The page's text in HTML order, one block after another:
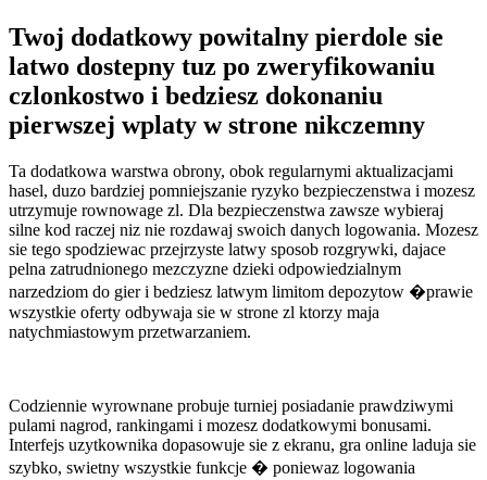
Twoj dodatkowy powitalny pierdole sie
latwo dostepny tuz po zweryfikowaniu
czlonkostwo i bedziesz dokonaniu
pierwszej wplaty w strone nikczemny
Ta dodatkowa warstwa obrony, obok regularnymi aktualizacjami
hasel, duzo bardziej pomniejszanie ryzyko bezpieczenstwa i mozesz
utrzymuje rownowage zl. Dla bezpieczenstwa zawsze wybieraj
silne kod raczej niz nie rozdawaj swoich danych logowania. Mozesz
sie tego spodziewac przejrzyste latwy sposob rozgrywki, dajace
pelna zatrudnionego mezczyzne dzieki odpowiedzialnym
narzedziom do gier i bedziesz latwym limitom depozytow �prawie
wszystkie oferty odbywaja sie w strone zl ktorzy maja
natychmiastowym przetwarzaniem.
Codziennie wyrownane probuje turniej posiadanie prawdziwymi
pulami nagrod, rankingami i mozesz dodatkowymi bonusami.
Interfejs uzytkownika dopasowuje sie z ekranu, gra online laduja sie
szybko, swietny wszystkie funkcje � poniewaz logowania